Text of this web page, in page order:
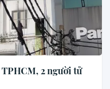
2 người tử